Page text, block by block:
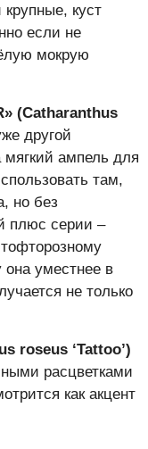
крупные, куст
если не
мокрую
(Catharanthus
другой
мягкий ампель для
там,
но без
плюс серии –
она уместнее в
не только
roseus ‘Tattoo’)
расцветками
как акцент